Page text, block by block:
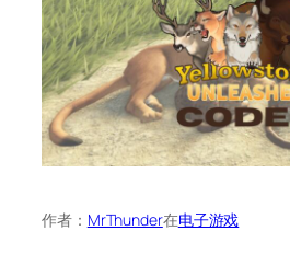
作者： MrThunder在电子游戏